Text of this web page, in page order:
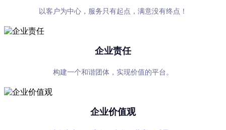
以客户为中心，服务只有起点，满意没有终点！
企业责任
构建一个和谐团体，实现价值的平台。
企业价值观